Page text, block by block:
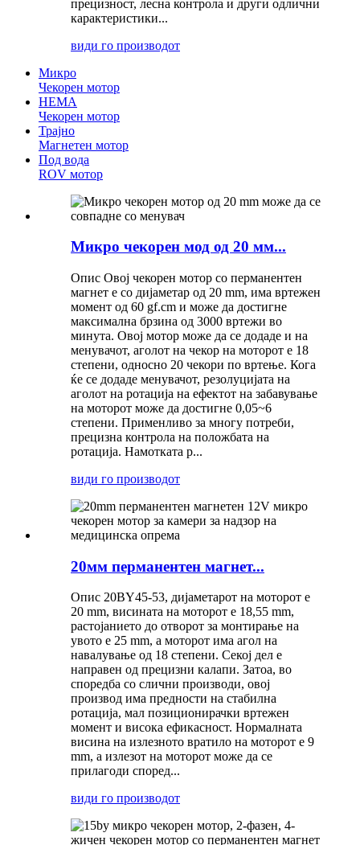
прецизност, лесна контрола и други одлични
карактеристики...
види го производот
Микро
Чекорен мотор
НЕМА
Чекорен мотор
Трајно
Магнетен мотор
Под вода
ROV мотор
Микро чекорен мод од 20 мм...
Опис Овој чекорен мотор со перманентен
магнет е со дијаметар од 20 mm, има вртежен
момент од 60 gf.cm и може да достигне
максимална брзина од 3000 вртежи во
минута. Овој мотор може да се додаде и на
менувачот, аголот на чекор на моторот е 18
степени, односно 20 чекори по вртење. Кога
ќе се додаде менувачот, резолуцијата на
аголот на ротација на ефектот на забавување
на моторот може да достигне 0,05~6
степени. Применливо за многу потреби,
прецизна контрола на положбата на
ротација. Намотката р...
види го производот
20мм перманентен магнет...
Опис 20BY45-53, дијаметарот на моторот е
20 mm, висината на моторот е 18,55 mm,
растојанието до отворот за монтирање на
увото е 25 mm, а моторот има агол на
навалување од 18 степени. Секој дел е
направен од прецизни калапи. Затоа, во
споредба со слични производи, овој
производ има предности на стабилна
ротација, мал позиционирачки вртежен
момент и висока ефикасност. Нормалната
висина на излезното вратило на моторот е 9
mm, а излезот на моторот може да се
прилагоди според...
види го производот